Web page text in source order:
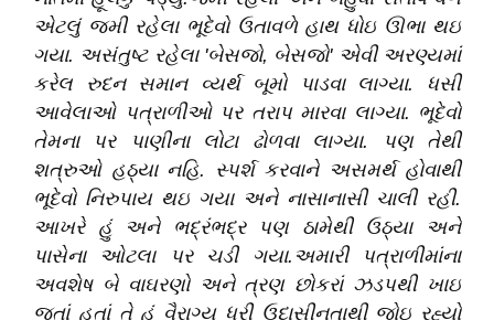
એટલું જમી રહેલા ભૂદેવો ઉતાવળે હાથ ધોઇ ઊભા થઇ
ગયા. અસંતુષ્ટ રહેલા 'બેસજો, બેસજો' એવી અરણ્યમાં
કરેલ રુદન સમાન વ્યર્થ બૂમો પાડવા લાગ્યા. ધસી
આવેલાઓ પત્રાળીઓ પર તરાપ મારવા લાગ્યા. ભૂદેવો
તેમના પર પાણીના લોટા ઢોળવા લાગ્યા. પણ તેથી
શત્રુઓ હઠ્યા નહિ. સ્પર્શ કરવાને અસમર્થ હોવાથી
ભૂદેવો નિરુપાય થઇ ગયા અને નાસાનાસી ચાલી રહી.
આખરે હું અને ભદ્રંભદ્ર પણ ઠામેથી ઉઠ્યા અને
પાસેના ઓટલા પર ચડી ગયા.અમારી પત્રાળીમાંના
અવશેષ બે વાઘરણો અને ત્રણ છોકરાં ઝડપથી ખાઇ
જતાં હતાં તે હું વૈરાગ્ય ધરી ઉદાસીનતાથી જોઇ રહ્યો